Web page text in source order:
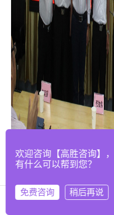
欢迎咨询【高胜咨询】
有什么可以帮到您？
免费咨询 稍后再说
在线咨询